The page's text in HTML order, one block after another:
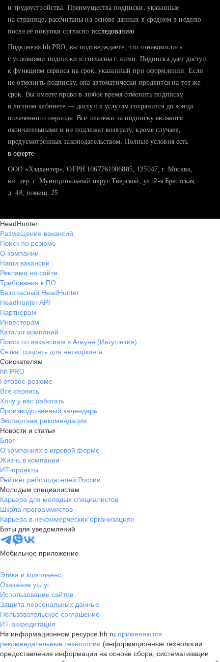
тратите много времени на поиск и вручную поднимаете
хотите сравнить себя с конкурентами и оценить шансы
и трудоустройства. Преимущества подписки, указанные
на странице, рассчитаны на основе данных в среднем в неделю
после её покупки согласно исследованию
Подключая hh PRO, вы подтверждаете, что ознакомились
с условиями подписки и согласны с ними. Подписка даёт доступ
к функциям сервиса на срок, указанный при оформлении. Если
не отменить подписку, она автоматически продлится на тот же
срок. Вы имеете право в любое время отменить подписку
в личном кабинете — доступ к услугам сохранится до конца
оплаченного периода. Все платежи за подписку являются
окончательными и не подлежат возврату, кроме случаев,
предусмотренных законодательством. Полные условия есть
в оферте
ООО «Хэдхантер», ОГРН 1067761906805, 125047, г. Москва,
вн. тер. г. Муниципальный округ Тверской, ул. 2-я Брестская,
д. 48, помещ. 25
HeadHunter
Размещение вакансий
Поиск по резюме
О компании
Наши вакансии
Реклама на сайте
Требования к ПО
Безопасный HeadHunter
HeadHunter API
Партнерам
Инвесторам
Каталог компаний
Поиск по вакансиям в Алкуне (Ингушетия)
Сетка: соцсеть для нетворкинга
Соискателям
hh PRO
Готовое резюме
Все сервисы
Хочу у вас работать
Производственный календарь
Экспертная рекомендация
Новости и статьи
Блог
О компаниях в игровой форме
Жизнь в компании
ИТ-проекты
Рейтинг работодателей России
Молодым специалистам
Карьера для молодых специалистов
Школа программистов
Карьера в некоммерческих организациях
Боты для уведомлений
Мобильное приложение
Этика и комплаенс
Оказание услуг
Использование сайтов
Защита персональных данных
Пользовательское соглашение
ИТ аккредитация
На информационном ресурсе hh.ru применяются
рекомендательные технологии (информационные технологии
предоставления информации на основе сбора, систематизации